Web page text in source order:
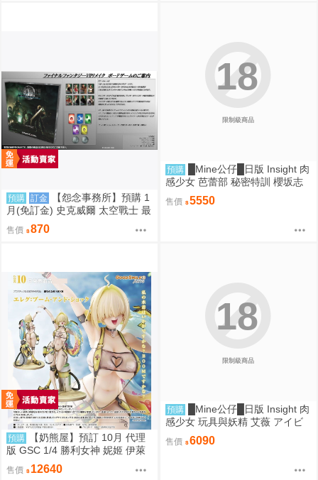
預購 訂金
【怨念事務所】預購 1
月(免訂金) 史克威爾 太空戰士 最
終幻想 FF7 重生 桌遊 魔晶石獵
人 再販 0821
售價 870
限制級商品
18
預購
█Mine公仔█日版 Insight 肉
感少女 芭蕾部 秘密特訓 櫻坂志
穗 桜坂しほ 1/6 PMMA D9262
售價 5550
預購
【奶熊屋】預訂 10月 代理
版 GSC 1/4 勝利女神 妮姬 伊萊
格 BOOM與驚嚇 0905
售價 12640
限制級商品
18
預購
█Mine公仔█日版 Insight 肉
感少女 玩具與妖精 艾薇 アイビ
ー 1/1 PMMA D9261
售價 6090